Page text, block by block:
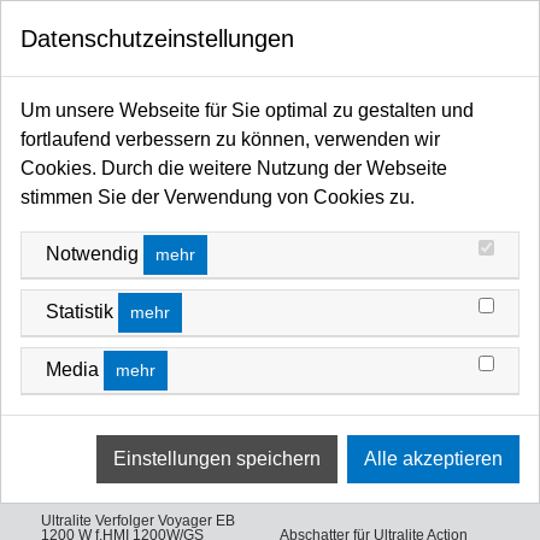
Startseite
Sonstiges, Restposten, Dekolicht, Cutlight, UV
Verfolger / Profilscheinwerfer *RESTPOSTEN*
VERFOLGER / PROFILSCHEINWERFER
*RESTPOSTEN*
FILTERN NACH PREIS (NIEDRIG - HOCH)
Ultralite Verfolger Voyager EB
1200 W f.HMI 1200W/GS
Abschatter für Ultralite Action
Datenschutzeinstellungen
Um unsere Webseite für Sie optimal zu gestalten und
fortlaufend verbessern zu können, verwenden wir
Cookies. Durch die weitere Nutzung der Webseite
stimmen Sie der Verwendung von Cookies zu.
Notwendig mehr
Statistik mehr
Media mehr